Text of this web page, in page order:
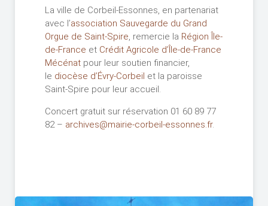
La ville de Corbeil-Essonnes, en partenariat
avec l’association Sauvegarde du Grand
Orgue de Saint-Spire , remercie la Région Île-
de-France et Crédit Agricole d’Île-de-France
Mécénat pour leur soutien financier,
le diocèse d’Évry-Corbeil et la paroisse
Saint-Spire pour leur accueil.
Concert gratuit sur réservation 01 60 89 77
82 – archives@mairie-corbeil-essonnes.fr.